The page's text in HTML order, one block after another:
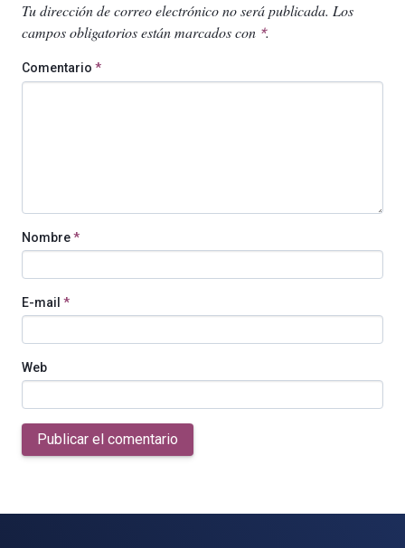
Tu dirección de correo electrónico no será publicada. Los
campos obligatorios están marcados con *.
Comentario *
Nombre*
E-mail *
Web
Publicar el comentario